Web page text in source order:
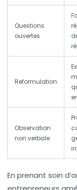
Questions
ouvertes
Reformulation
Observation
non verbale
En prenant soin